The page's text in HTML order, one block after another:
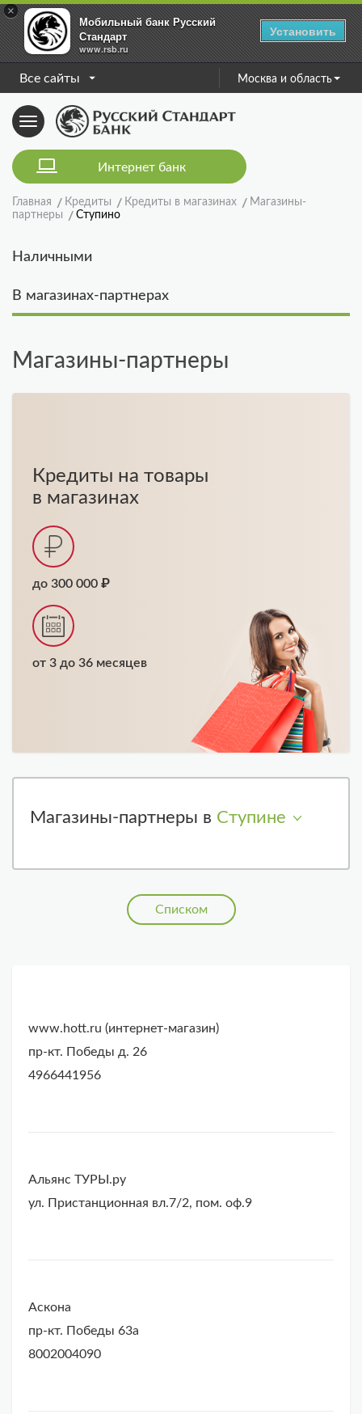
×
Мобильный банк Русский
Стандарт
www.rsb.ru
Установить
Все сайты Москва и область
Toggle
navigation
Интернет банк
Главная Кредиты Кредиты в магазинах
Магазины-
партнеры
Ступино
Наличными
В магазинах-партнерах
Магазины-партнеры
Кредиты на товары
в магазинах
до 300 000 ₽
от 3 до 36 месяцев
Магазины-партнеры в Ступине
Списком
www.hott.ru (интернет-магазин)
пр-кт. Победы д. 26
4966441956
Альянс ТУРЫ.ру
ул. Пристанционная вл.7/2, пом. оф.9
Аскона
пр-кт. Победы 63а
8002004090